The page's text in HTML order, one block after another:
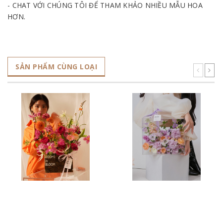
- CHAT VỚI CHÚNG TÔI ĐỂ THAM KHẢO NHIỀU MẪU HOA
HƠN.
SẢN PHẨM CÙNG LOẠI